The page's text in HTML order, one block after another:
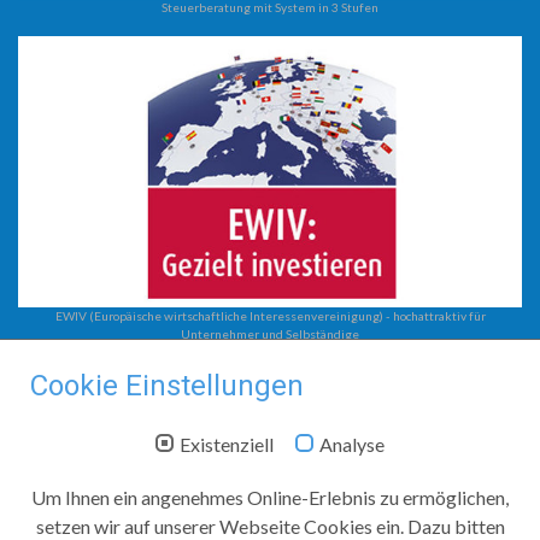
Steuerberatung mit System in 3 Stufen
EWIV (Europäische wirtschaftliche Interessenvereinigung) - hochattraktiv für
Unternehmer und Selbständige
Steuerberatung
Unternehmensberatung
Steuerkanzlei Jobst
Cookie Einstellungen
Existenziell Analyse
Um Ihnen ein angenehmes Online-Erlebnis zu ermöglichen,
setzen wir auf unserer Webseite Cookies ein. Dazu bitten